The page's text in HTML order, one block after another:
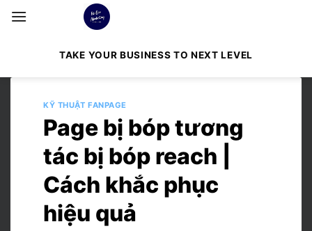
Bỏ
qua
TAKE YOUR BUSINESS TO NEXT LEVEL
KỸ THUẬT FANPAGE
Page bị bóp tương
tác bị bóp reach |
Cách khắc phục
hiệu quả